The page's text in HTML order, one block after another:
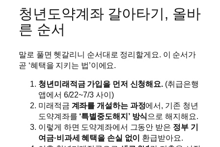
청년도약계좌 갈아타기, 올바
른 순서
말로 풀면 헷갈리니 순서대로 정리할게요. 이 순서가
곧 ‘혜택을 지키는 법’이에요.
청년미래적금 가입을 먼저 신청해요. (취급은행
앱에서 6/22~7/3 사이)
미래적금 계좌를 개설하는 과정에서, 기존 청년
도약계좌를 ‘특별중도해지’ 방식 으로 해지해요.
이렇게 하면 도약계좌에서 그동안 받은 정부 기
여금·비과세 혜택을 손실 없이 환급받아요.